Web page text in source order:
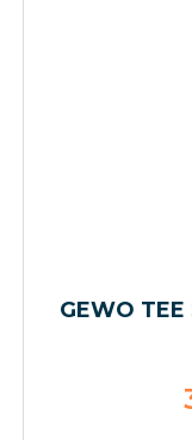
GEWO TEE